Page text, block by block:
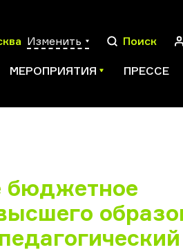
Изменить Поиск
МЕРОПРИЯТИЯ ПРЕССЕ
бюджетное